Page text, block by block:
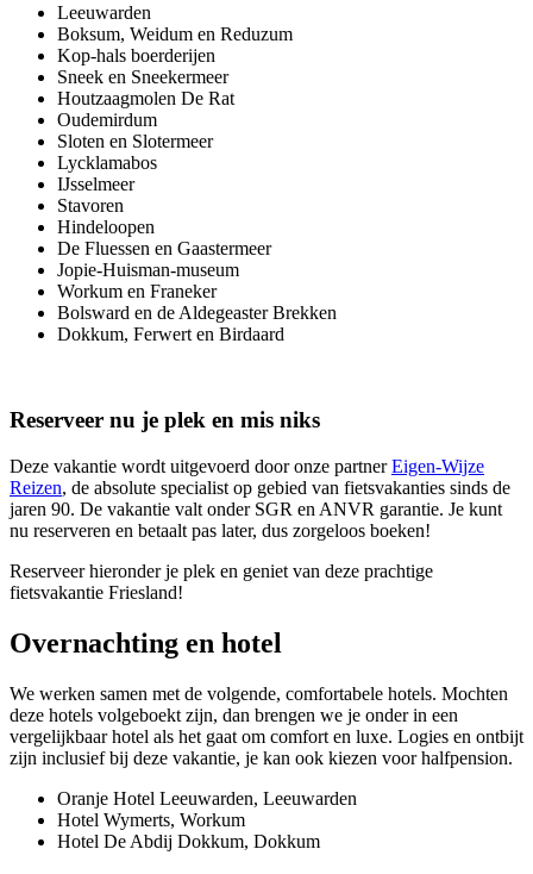
Leeuwarden
Boksum, Weidum en Reduzum
Kop-hals boerderijen
Sneek en Sneekermeer
Houtzaagmolen De Rat
Oudemirdum
Sloten en Slotermeer
Lycklamabos
IJsselmeer
Stavoren
Hindeloopen
De Fluessen en Gaastermeer
Jopie-Huisman-museum
Workum en Franeker
Bolsward en de Aldegeaster Brekken
Dokkum, Ferwert en Birdaard
Reserveer nu je plek en mis niks
Deze vakantie wordt uitgevoerd door onze partnerEigen-Wijze
Reizen, de absolute specialist op gebied van fietsvakanties sinds de
jaren 90. De vakantie valt onder SGR en ANVR garantie. Je kunt
nu reserveren en betaalt pas later, dus zorgeloos boeken!
Reserveer hieronder je plek en geniet van deze prachtige
fietsvakantie Friesland!
Overnachting en hotel
We werken samen met de volgende, comfortabele hotels. Mochten
deze hotels volgeboekt zijn, dan brengen we je onder in een
vergelijkbaar hotel als het gaat om comfort en luxe. Logies en ontbijt
zijn inclusief bij deze vakantie, je kan ook kiezen voor halfpension.
Oranje Hotel Leeuwarden, Leeuwarden
Hotel Wymerts, Workum
Hotel De Abdij Dokkum, Dokkum